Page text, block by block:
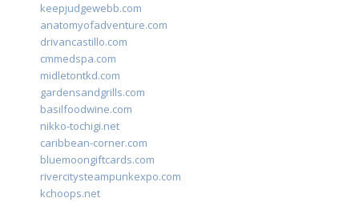
keepjudgewebb.com
anatomyofadventure.com
drivancastillo.com
cmmedspa.com
midletontkd.com
gardensandgrills.com
basilfoodwine.com
nikko-tochigi.net
caribbean-corner.com
bluemoongiftcards.com
rivercitysteampunkexpo.com
kchoops.net